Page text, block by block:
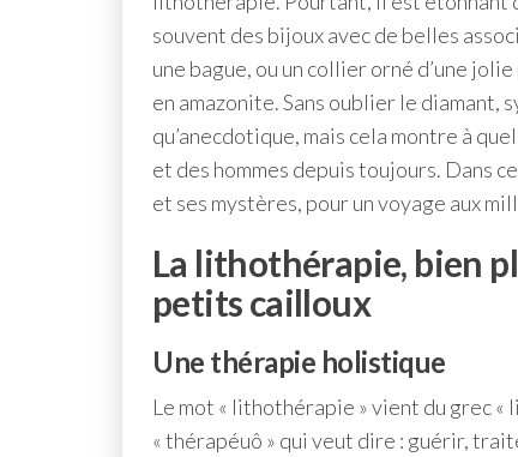
souvent des bijoux avec de belles
une bague, ou un collier orné d’une
en amazonite. Sans oublier le diamant,
qu’anecdotique, mais cela montre à
et des hommes depuis toujours. Dans
et ses mystères, pour un voyage aux
La lithothérapie, bien
petits cailloux
Une thérapie holistique
Le mot « lithothérapie » vient du grec
« thérapéuô » qui veut dire : guérir,